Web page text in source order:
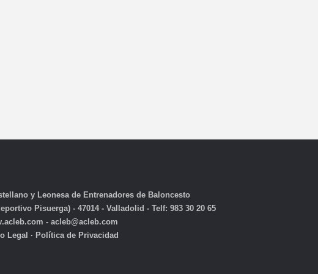
y Leonesa de Entrenadores de Baloncesto
Pisuerga) - 47014 - Valladolid - Telf: 983 30 20 65
- acleb@acleb.com
Legal · Política de Privacidad